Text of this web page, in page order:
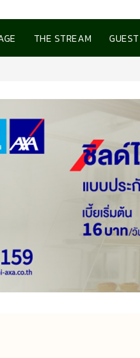
THE STREAM GUEST
ทีทีบี